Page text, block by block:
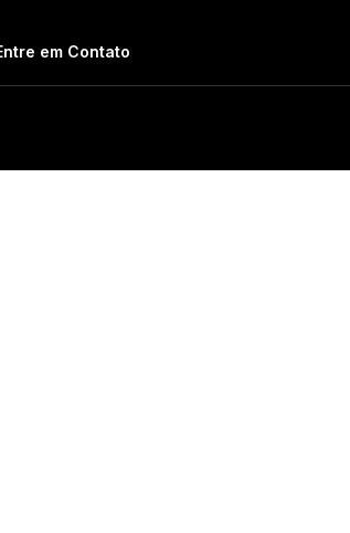
em Contato